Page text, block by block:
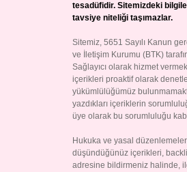
tesadüfidir. Sitemizdeki
tavsiye niteliği taşımazlar.
Sitemiz, 5651 Sayılı Kanun
ve İletişim Kurumu (BTK)
Sağlayıcı olarak hizmet
içerikleri proaktif olarak
yükümlülüğümüz
yazdıkları içeriklerin
üye olarak bu sorumluluğu
Hukuka ve yasal
düşündüğünüz içerikleri,
adresine bildirmeniz halinde,